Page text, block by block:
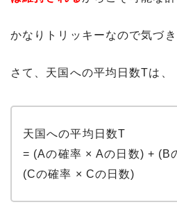
かなりトリッキーなので気づき
さて、天国への平均日数Tは、
天国への平均日数T
= (Aの確率 × Aの日数) + (B
(Cの確率 × Cの日数)